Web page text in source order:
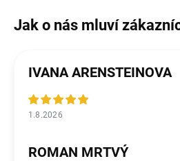
IVANA ARENSTEINOVA
1.8.2026
ROMAN MRTVÝ